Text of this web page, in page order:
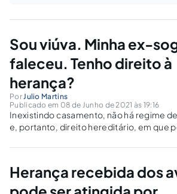
Sou viúva. Minha ex-
faleceu. Tenho direito à
herança?
PorJulio Martins
Publicado em 08 de Junho de 2021 às 19:16
Inexistindo casamento, não há regime
e, portanto, direito hereditário, em que
a sogra.
Herança recebida dos